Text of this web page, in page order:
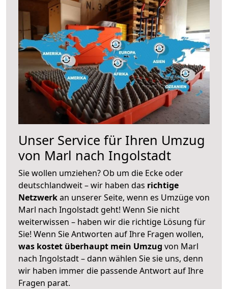
Unser Service für Ihren Umzug
von Marl nach Ingolstadt
Sie wollen umziehen? Ob um die Ecke oder
deutschlandweit – wir haben das richtige
Netzwerkan unserer Seite, wenn es Umzüge von
Marl nach Ingolstadt geht! Wenn Sie nicht
weiterwissen – haben wir die richtige Lösung für
Sie! Wenn Sie Antworten auf Ihre Fragen wollen,
was kostet überhaupt mein Umzug von Marl
nach Ingolstadt – dann wählen Sie sie uns, denn
wir haben immer die passende Antwort auf Ihre
Fragen parat.